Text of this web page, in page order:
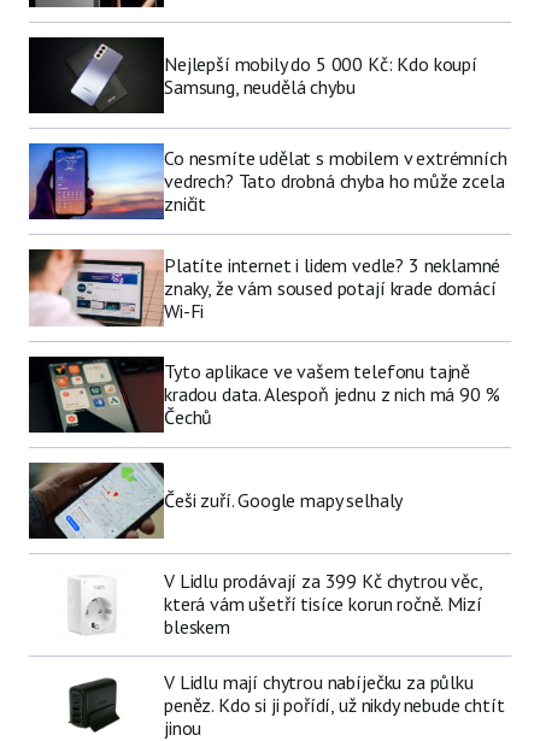
Nejlepší mobily do 5 000 Kč: Kdo koupí
Samsung, neudělá chybu
Co nesmíte udělat s mobilem v extrémních
vedrech? Tato drobná chyba ho může zcela
zničit
Platíte internet i lidem vedle? 3 neklamné
znaky, že vám soused potají krade domácí
Wi-Fi
Tyto aplikace ve vašem telefonu tajně
kradou data. Alespoň jednu z nich má 90 %
Čechů
Češi zuří. Google mapy selhaly
V Lidlu prodávají za 399 Kč chytrou věc,
která vám ušetří tisíce korun ročně. Mizí
bleskem
V Lidlu mají chytrou nabíječku za půlku
peněz. Kdo si ji pořídí, už nikdy nebude chtít
jinou